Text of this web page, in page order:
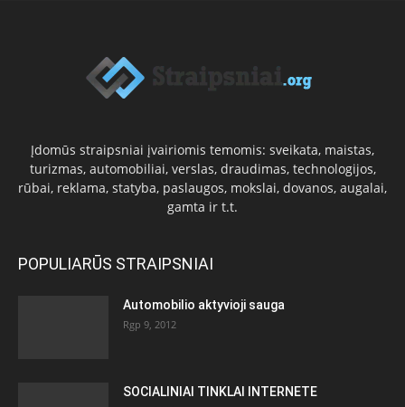
Įdomūs straipsniai įvairiomis temomis: sveikata, maistas,
turizmas, automobiliai, verslas, draudimas, technologijos,
rūbai, reklama, statyba, paslaugos, mokslai, dovanos, augalai,
gamta ir t.t.
POPULIARŪS STRAIPSNIAI
Automobilio aktyvioji sauga
Rgp 9, 2012
SOCIALINIAI TINKLAI INTERNETE